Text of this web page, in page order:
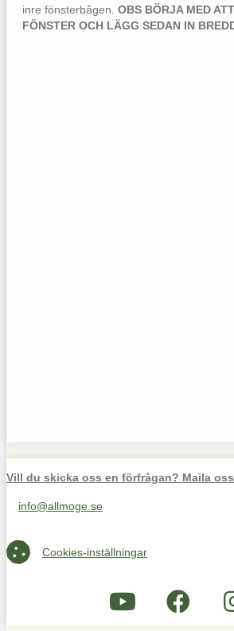
inre fönsterbågen. OBS BÖRJA MED
FÖNSTER OCH LÄGG SEDAN IN
Vill du skicka oss en förfrågan? Maila
Maila oss på info@allmoge.se
info@allmoge.se
Cookies-inställningar
Cookies-inställningar